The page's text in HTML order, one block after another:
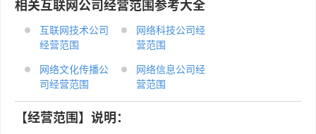
相关互联网公司经营范围参考大全
互联网技术公司
经营范围
网络科技公司经
营范围
网络文化传播公
司经营范围
网络信息公司经
营范围
【经营范围】说明：